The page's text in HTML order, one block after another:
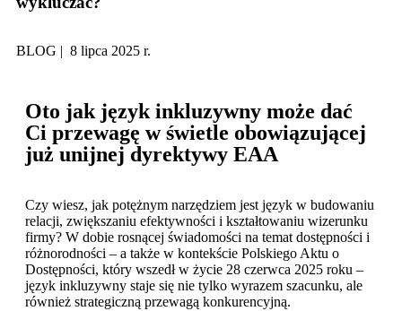
BLOG | 8 lipca 2025 r.
Oto jak język inkluzywny może dać
Ci przewagę w świetle obowiązującej
już unijnej dyrektywy EAA
Czy wiesz, jak potężnym narzędziem jest język w budowaniu
relacji, zwiększaniu efektywności i kształtowaniu wizerunku
firmy? W dobie rosnącej świadomości na temat dostępności i
różnorodności – a także w kontekście Polskiego Aktu o
Dostępności, który wszedł w życie 28 czerwca 2025 roku –
język inkluzywny staje się nie tylko wyrazem szacunku, ale
również strategiczną przewagą konkurencyjną.